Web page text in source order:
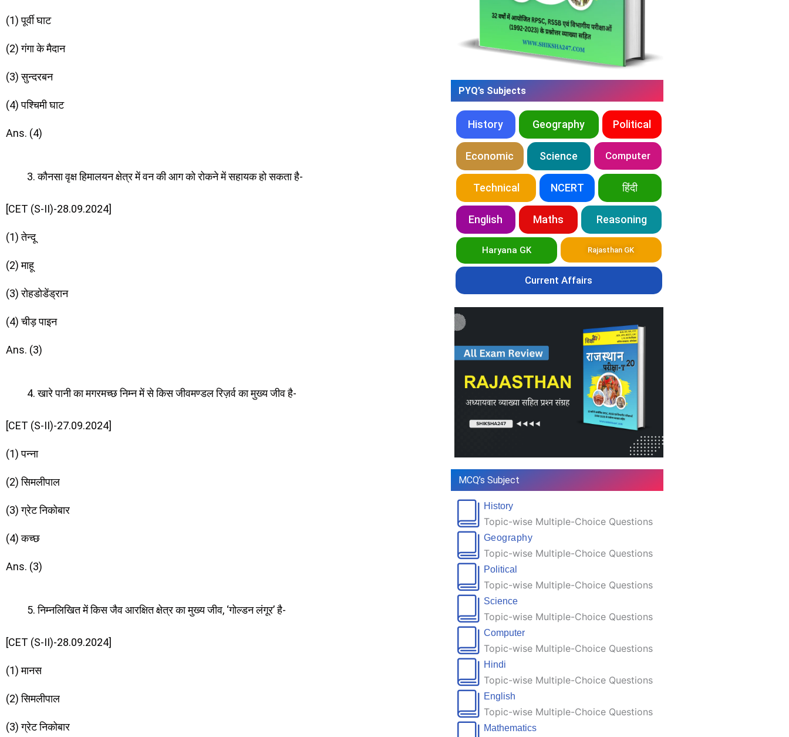
(1) पूर्वी घाट
(2) गंगा के मैदान
(3) सुन्दरबन
(4) पश्चिमी घाट
Ans. (4)
कौनसा वृक्ष हिमालयन क्षेत्र में वन की आग को रोकने में सहायक हो सकता है-
[CET (S-II)-28.09.2024]
(1) तेन्दू
(2) माहू
(3) रोहडोडेंड्रान
(4) चीड़ पाइन
Ans. (3)
खारे पानी का मगरमच्छ निम्न में से किस जीवमण्डल रिज़र्व का मुख्य जीव है-
[CET (S-II)-27.09.2024]
(1) पन्ना
(2) सिमलीपाल
(3) ग्रेट निकोबार
(4) कच्छ
Ans. (3)
निम्नलिखित में किस जैव आरक्षित क्षेत्र का मुख्य जीव, ‘गोल्डन लंगूर’ है-
[CET (S-II)-28.09.2024]
(1) मानस
(2) सिमलीपाल
(3) ग्रेट निकोबार
PYQ’s Subjects
History Geography Political
Economic Science Computer
Technical NCERT हिंदी
English Maths Reasoning
Haryana GK Rajasthan GK
Current Affairs
MCQ’s Subject
History
Topic-wise Multiple-Choice Questions
Geography
Topic-wise Multiple-Choice Questions
Political
Topic-wise Multiple-Choice Questions
Science
Topic-wise Multiple-Choice Questions
Computer
Topic-wise Multiple-Choice Questions
Hindi
Topic-wise Multiple-Choice Questions
English
Topic-wise Multiple-Choice Questions
Mathematics